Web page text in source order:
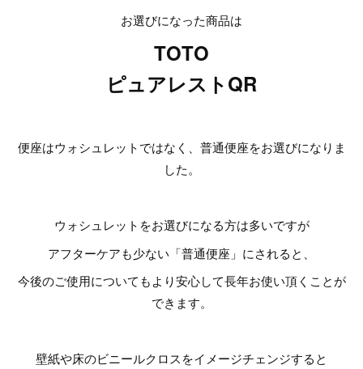
お選びになった商品は
TOTO
ピュアレストQR
便座はウォシュレットではなく、普通便座をお選びになりま
した。
ウォシュレットをお選びになる方は多いですが
アフターケアも少ない「普通便座」にされると、
今後のご使用についてもより安心して長年お使い頂くことが
できます。
壁紙や床のビニールクロスをイメージチェンジすると